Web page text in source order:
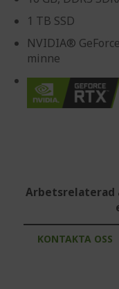
1 TB SSD
NVIDIA®
minne
Arbetsrelaterad
KONTAKTA OSS